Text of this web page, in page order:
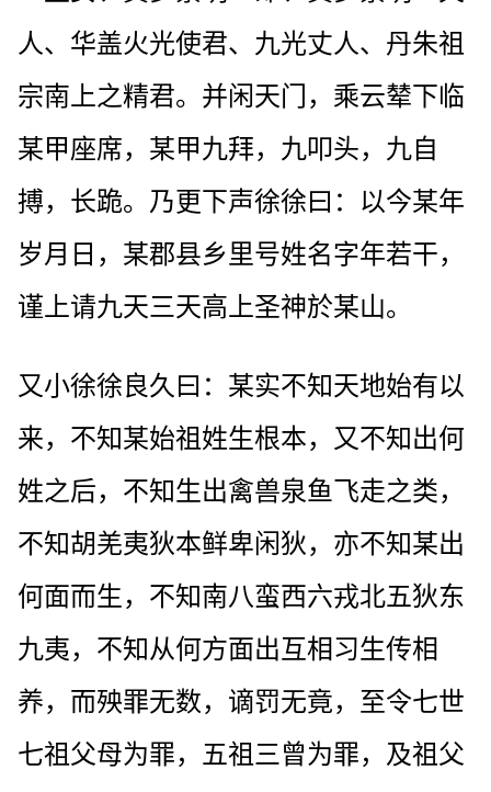
人、华盖火光使君、九光丈人、丹朱祖
宗南上之精君。并闲天门，乘云辇下临
某甲座席，某甲九拜，九叩头，九自
搏，长跪。乃更下声徐徐曰：以今某年
岁月日，某郡县乡里号姓名字年若干，
谨上请九天三天高上圣神於某山。
又小徐徐良久曰：某实不知天地始有以
来，不知某始祖姓生根本，又不知出何
姓之后，不知生出禽兽泉鱼飞走之类，
不知胡羌夷狄本鲜卑闲狄，亦不知某出
何面而生，不知南八蛮西六戎北五狄东
九夷，不知从何方面出互相习生传相
养，而殃罪无数，谪罚无竟，至令七世
七祖父母为罪，五祖三曾为罪，及祖父